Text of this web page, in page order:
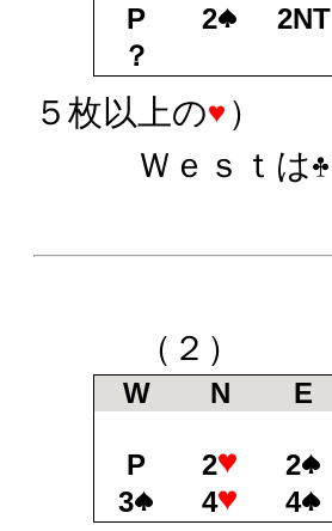
P
2 2NT
？
５枚以上の
）
Ｗｅｓｔは
（２）
W N E
P
2 2
3
4 4